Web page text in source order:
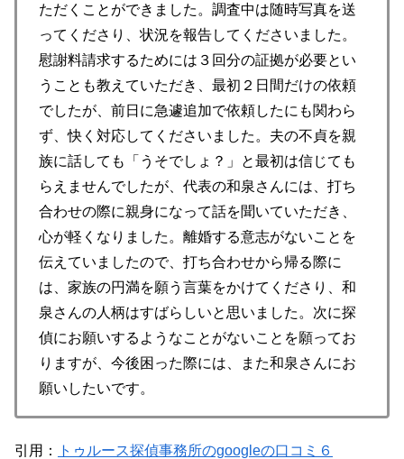
ただくことができました。調査中は随時写真を送
ってくださり、状況を報告してくださいました。
慰謝料請求するためには３回分の証拠が必要とい
うことも教えていただき、最初２日間だけの依頼
でしたが、前日に急遽追加で依頼したにも関わら
ず、快く対応してくださいました。夫の不貞を親
族に話しても「うそでしょ？」と最初は信じても
らえませんでしたが、代表の和泉さんには、打ち
合わせの際に親身になって話を聞いていただき、
心が軽くなりました。離婚する意志がないことを
伝えていましたので、打ち合わせから帰る際に
は、家族の円満を願う言葉をかけてくださり、和
泉さんの人柄はすばらしいと思いました。次に探
偵にお願いするようなことがないことを願ってお
りますが、今後困った際には、また和泉さんにお
願いしたいです。
引用： トゥルース探偵事務所のgoogleの口コミ６